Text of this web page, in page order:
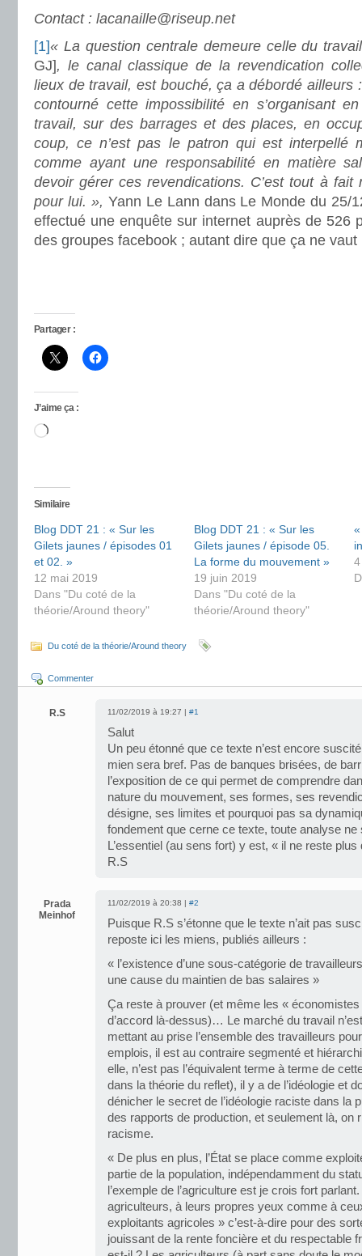
Contact : lacanaille@riseup.net
[1]« La question centrale demeure celle du
GJ], le canal classique de la revendication
lieux de travail, est bouché, ça a débordé ailleurs
contourné cette impossibilité en s’organisant
travail, sur des barrages et des places, en
coup, ce n’est pas le patron qui est interpellé
comme ayant une responsabilité en matière
devoir gérer ces revendications. C’est tout à fait
pour lui. », Yann Le Lann dans Le Monde du 25/
effectué une enquête sur internet auprès de 526
des groupes facebook ; autant dire que ça ne vaut
Partager :
J’aime ça :
Chargement…
Similaire
Blog DDT 21 : « Sur les
Gilets jaunes / épisodes 01
et 02. »
12 mai 2019
Dans "Du coté de la
théorie/Around theory"
Blog DDT 21 : « Sur les
Gilets jaunes / épisode 05.
La forme du mouvement »
19 juin 2019
Dans "Du coté de la
théorie/Around theory"
Du coté de la théorie/Around theory
Commenter
R.S 11/02/2019 à 19:27 | #1
Salut
Un peu étonné que ce texte n’est encore
mien sera bref. Pas de banques brisées, de
l’exposition de ce qui permet de comprendre
nature du mouvement, ses formes, ses
désigne, ses limites et pourquoi pas sa
fondement que cerne ce texte, toute analyse ne
L’essentiel (au sens fort) y est, « il ne reste
R.S
Prada
Meinhof
11/02/2019 à 20:38 | #2
Puisque R.S s’étonne que le texte n’ait pas
reposte ici les miens, publiés ailleurs :
« l’existence d’une sous-catégorie de
une cause du maintien de bas salaires »
Ça reste à prouver (et même les «
d’accord là-dessus)… Le marché du travail
mettant au prise l’ensemble des travailleurs
emplois, il est au contraire segmenté et
elle, n’est pas l’équivalent terme à terme de
dans la théorie du reflet), il y a de l’idéologie et
dénicher le secret de l’idéologie raciste dans la
des rapports de production, et seulement là, on
racisme.
« De plus en plus, l’État se place comme
partie de la population, indépendamment du
l’exemple de l’agriculture est je crois fort
agriculteurs, à leurs propres yeux comme à
exploitants agricoles » c’est-à-dire pour des
jouissant de la rente foncière et du respectable